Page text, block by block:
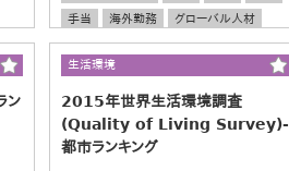
手当
海外勤務
グローバル人材
治安
ン
生活環境
2015年世界生活環境調査
(Quality of Living Survey)‐
都市ランキング